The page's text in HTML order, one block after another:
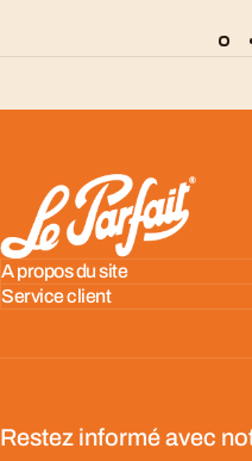
LE PARFAIT® | BOUTIQUE
A propos du site
Service client
Restez informé avec